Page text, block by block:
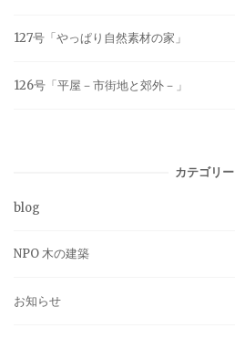
127号「やっぱり自然素材の家」
126号「平屋－市街地と郊外－」
カテゴリー
blog
NPO 木の建築
お知らせ